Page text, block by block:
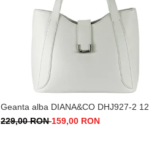
Geanta alba DIANA&CO DHJ927-2 12
229,00 RON159,00 RON